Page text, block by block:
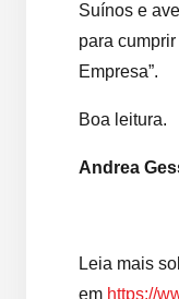
Suínos e
para
Empresa”.
Boa leitura.
Andrea
Leia mais
em https://